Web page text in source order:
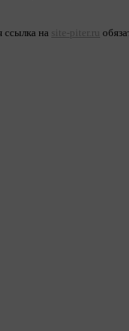
ссылка на site-piter.ru